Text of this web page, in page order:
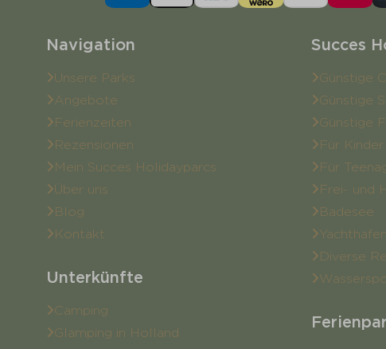
Navigation
Unsere Parks
Angebote
Ferienzeiten
Rezensionen
Mein Succes Holidayparcs
Über uns
Blog
Kontakt
Unterkünfte
Camping
Glamping in Holland
Succes
Günstige
Günstige
Günstige
Für
Für
Frei- und
Badesee
Yachthafen
Diverse